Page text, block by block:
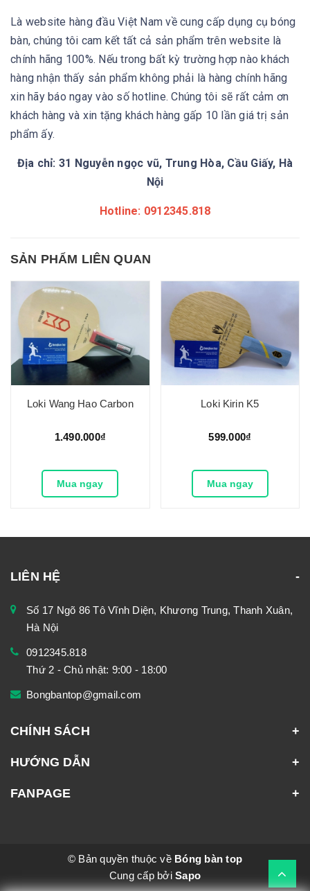
Là website hàng đầu Việt Nam về cung cấp dụng cụ bóng
bàn, chúng tôi cam kết tất cả sản phẩm trên website là
chính hãng 100%. Nếu trong bất kỳ trường hợp nào khách
hàng nhận thấy sản phẩm không phải là hàng chính hãng
xin hãy báo ngay vào số hotline. Chúng tôi sẽ rất cảm ơn
khách hàng và xin tặng khách hàng gấp 10 lần giá trị sản
phẩm ấy.
Địa chỉ: 31 Nguyễn ngọc vũ, Trung Hòa, Cầu Giấy, Hà
Nội
Hotline: 0912345.818
SẢN PHẨM LIÊN QUAN
Loki Wang Hao Carbon
1.490.000₫
Mua ngay
Loki Kirin K5
599.000₫
Mua ngay
LIÊN HỆ
Số 17 Ngõ 86 Tô Vĩnh Diện, Khương Trung, Thanh Xuân,
Hà Nội
0912345.818
Thứ 2 - Chủ nhật: 9:00 - 18:00
Bongbantop@gmail.com
CHÍNH SÁCH
HƯỚNG DẪN
FANPAGE
© Bản quyền thuộc về Bóng bàn top
Cung cấp bởiSapo